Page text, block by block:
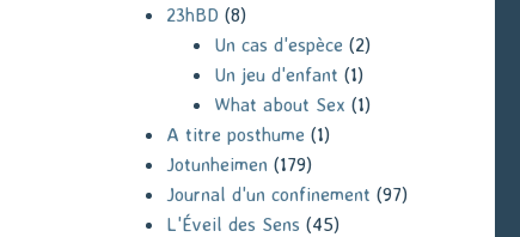
23hBD (8)
Un cas d'espèce (2)
Un jeu d'enfant (1)
What about Sex (1)
A titre posthume (1)
Jotunheimen (179)
Journal d'un confinement (97)
L'Éveil des Sens (45)